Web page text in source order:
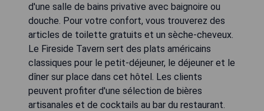
d'une salle de bains privative avec baignoire ou
douche. Pour votre confort, vous trouverez des
articles de toilette gratuits et un sèche-cheveux.
Le Fireside Tavern sert des plats américains
classiques pour le petit-déjeuner, le déjeuner et le
dîner sur place dans cet hôtel. Les clients
peuvent profiter d'une sélection de bières
artisanales et de cocktails au bar du restaurant.